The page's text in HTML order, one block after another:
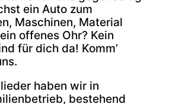
ein Auto zum
Maschinen, Material
offenes Ohr? Kein
für dich da! Komm’
haben wir in
bestehend